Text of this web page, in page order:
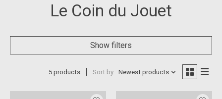
Le Coin du Jouet
Show filters
5 products Sort by Newest products